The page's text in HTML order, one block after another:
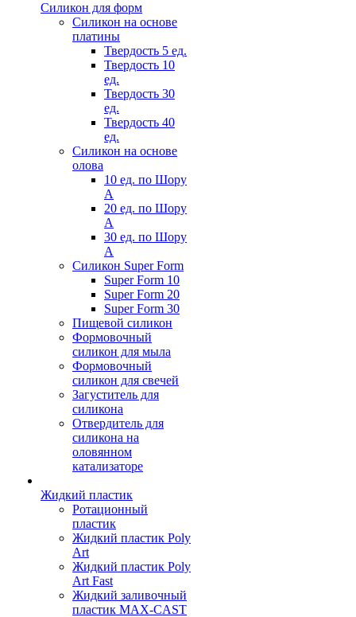
Силикон для форм
Силикон на основе
платины
Твердость 5 ед.
Твердость 10
ед.
Твердость 30
ед.
Твердость 40
ед.
Силикон на основе
олова
10 ед. по Шору
А
20 ед. по Шору
А
30 ед. по Шору
А
Силикон Super Form
Super Form 10
Super Form 20
Super Form 30
Пищевой силикон
Формовочный
силикон для мыла
Формовочный
силикон для свечей
Загуститель для
силикона
Отвердитель для
силикона на
оловянном
катализаторе
Жидкий пластик
Ротационный
пластик
Жидкий пластик Poly
Art
Жидкий пластик Poly
Art Fast
Жидкий заливочный
пластик MAX-CAST